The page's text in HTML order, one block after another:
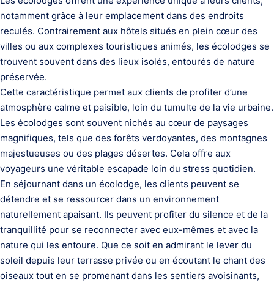
notamment grâce à leur emplacement dans des endroits
reculés. Contrairement aux hôtels situés en plein cœur des
villes ou aux complexes touristiques animés, les écolodges se
trouvent souvent dans des lieux isolés, entourés de nature
préservée.
Cette caractéristique permet aux clients de profiter d’une
atmosphère calme et paisible, loin du tumulte de la vie urbaine.
Les écolodges sont souvent nichés au cœur de paysages
magnifiques, tels que des forêts verdoyantes, des montagnes
majestueuses ou des plages désertes. Cela offre aux
voyageurs une véritable escapade loin du stress quotidien.
En séjournant dans un écolodge, les clients peuvent se
détendre et se ressourcer dans un environnement
naturellement apaisant. Ils peuvent profiter du silence et de la
tranquillité pour se reconnecter avec eux-mêmes et avec la
nature qui les entoure. Que ce soit en admirant le lever du
soleil depuis leur terrasse privée ou en écoutant le chant des
oiseaux tout en se promenant dans les sentiers avoisinants,